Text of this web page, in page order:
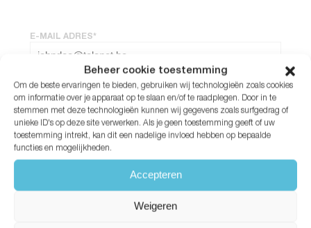
Beheer cookie toestemming
Om de beste ervaringen te bieden, gebruiken wij technologieën zoals cookies
om informatie over je apparaat op te slaan en/of te raadplegen. Door in te
stemmen met deze technologieën kunnen wij gegevens zoals surfgedrag of
unieke ID's op deze site verwerken. Als je geen toestemming geeft of uw
toestemming intrekt, kan dit een nadelige invloed hebben op bepaalde
functies en mogelijkheden.
Accepteren
Weigeren
E-MAIL ADRES*
WACHTWOORD*
Wachtwoord vergeten?